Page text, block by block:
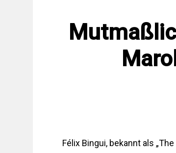
Félix Bingui, bekannt als